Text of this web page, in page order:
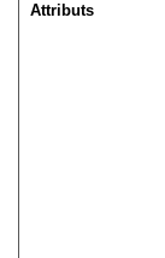
Attributs